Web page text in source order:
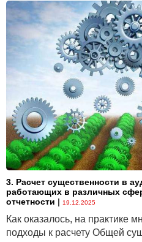
3. Расчет существенности в
работающих в различных
отчетности | 19.12.2025
Как оказалось, на практике
подходы к расчету Общей